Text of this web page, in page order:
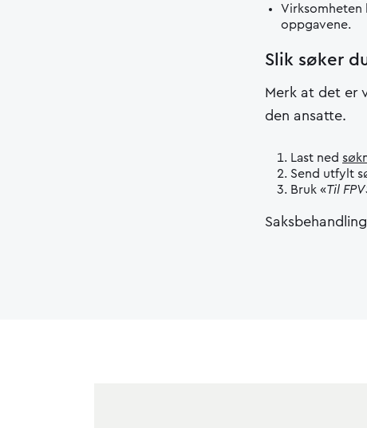
Virksomheten
oppgavene.
Slik søker
Merk at det er
den ansatte.
Last ned
Send utfylt
Bruk «Til